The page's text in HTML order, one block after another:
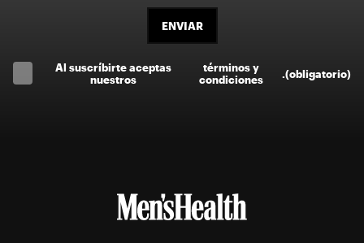
ENVIAR
Al suscríbirte aceptas
nuestros
términos y
condiciones
(obligatorio)